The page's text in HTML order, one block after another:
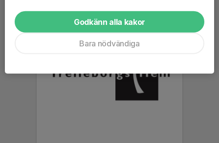
Godkänn alla kakor
Bara nödvändiga